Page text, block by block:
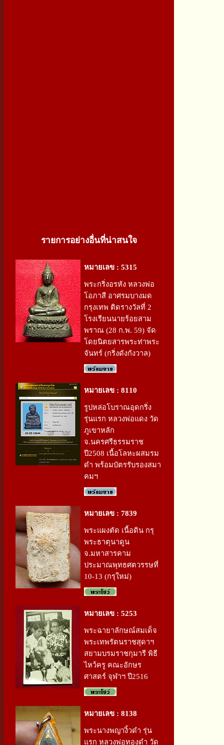
รายการอย่างอื่นที่น่าสนใจ
หมายเลข : 5315
พระกริ่งอรหัง หลวงพ่อ
โอภาสี อาศรมบางมด
กรุงเทพ ติดรางวัลที่ 2
โรงเรียนนายร้อยสาม
พราณ (28 ก.พ. 59) จัด
โดยนิตยสารพระท่าพระ
จันทร์ (กริ่งดังกังวาล)
หมายเลข : 8110
รูปหล่อโบราณอุดกริ่ง
รุ่นแรก หลวงพ่อแดง วัด
ภูเขาหลัก
จ.นครศรีธรรมราช
ปี2508 เนื้อโลหะผสมรม
ดำ พร้อมบัตรรับรองสมา
คมฯ
หมายเลข : 7839
พระแผงตัด เนื้อดิน กรุ
พระธาตุนาดูน
จ.มหาสารคาม
ประมาณพุทธศตวรรษที่
10-13 (กรุใหม่)
หมายเลข : 5253
พระฉายาลักษณ์สมเด็จ
พระเทพรัตนราชสุดาฯ
สยามบรมราชกุมารี พิธี
ไหว้ครู คณะอักษร
ศาสตร์ จุฬาฯ ปี2516
หมายเลข : 8138
พระนางพญางิ้วดำ รุ่น
แรก หลวงพ่อทองดำ วัด